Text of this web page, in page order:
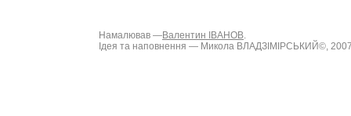
Намалював —Валентин ІВАНОВ
Ідея та наповнення — Микола ВЛАДЗІМІРСЬКИЙ©,